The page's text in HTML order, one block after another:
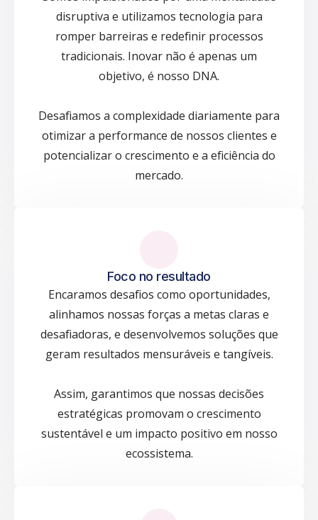
disruptiva e utilizamos tecnologia para
romper barreiras e redefinir processos
tradicionais. Inovar não é apenas um
objetivo, é nosso DNA.
Desafiamos a complexidade diariamente para
otimizar a performance de nossos clientes e
potencializar o crescimento e a eficiência do
mercado.
Foco no resultado
Encaramos desafios como oportunidades,
alinhamos nossas forças a metas claras e
desafiadoras, e desenvolvemos soluções que
geram resultados mensuráveis e tangíveis.
Assim, garantimos que nossas decisões
estratégicas promovam o crescimento
sustentável e um impacto positivo em nosso
ecossistema.